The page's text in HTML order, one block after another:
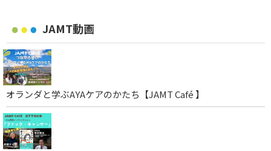
JAMT動画
オランダと学ぶAYAケアのかたち【JAMT Café 】